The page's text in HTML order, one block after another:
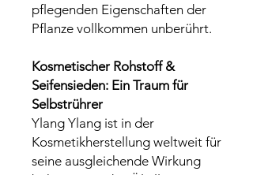
pflegenden Eigenschaften der
Pflanze vollkommen unberührt.
Kosmetischer Rohstoff &
Seifensieden: Ein Traum für
Selbstrührer
Ylang Ylang ist in der
Kosmetikherstellung weltweit für
seine ausgleichende Wirkung